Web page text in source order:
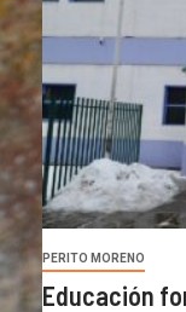
PERITO MORENO
Educación